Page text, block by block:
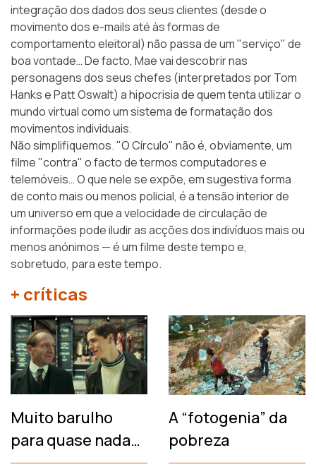
integração dos dados dos seus clientes (desde o
movimento dos e-mails até às formas de
comportamento eleitoral) não passa de um "serviço" de
boa vontade… De facto, Mae vai descobrir nas
personagens dos seus chefes (interpretados por Tom
Hanks e Patt Oswalt) a hipocrisia de quem tenta utilizar o
mundo virtual como um sistema de formatação dos
movimentos individuais.
Não simplifiquemos. "O Círculo" não é, obviamente, um
filme "contra" o facto de termos computadores e
telemóveis… O que nele se expõe, em sugestiva forma
de conto mais ou menos policial, é a tensão interior de
um universo em que a velocidade de circulação de
informações pode iludir as acções dos indivíduos mais ou
menos anónimos — é um filme deste tempo e,
sobretudo, para este tempo.
+ críticas
Muito barulho
para quase nada…
A “fotogenia” da
pobreza